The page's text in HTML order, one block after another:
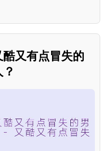
又有点冒失的